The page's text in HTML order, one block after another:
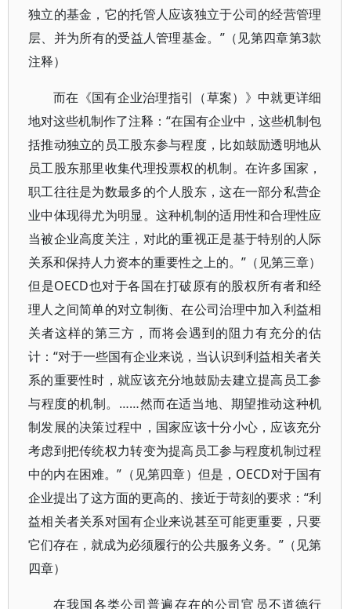
独立的基金，它的托管人应该独立于公司的经营管理
层、并为所有的受益人管理基金。”（见第四章第3款
注释）
而在《国有企业治理指引（草案）》中就更详细
地对这些机制作了注释：“在国有企业中，这些机制包
括推动独立的员工股东参与程度，比如鼓励透明地从
员工股东那里收集代理投票权的机制。在许多国家，
职工往往是为数最多的个人股东，这在一部分私营企
业中体现得尤为明显。这种机制的适用性和合理性应
当被企业高度关注，对此的重视正是基于特别的人际
关系和保持人力资本的重要性之上的。”（见第三章）
但是OECD也对于各国在打破原有的股权所有者和经
理人之间简单的对立制衡、在公司治理中加入利益相
关者这样的第三方，而将会遇到的阻力有充分的估
计：“对于一些国有企业来说，当认识到利益相关者关
系的重要性时，就应该充分地鼓励去建立提高员工参
与程度的机制。……然而在适当地、期望推动这种机
制发展的决策过程中，国家应该十分小心，应该充分
考虑到把传统权力转变为提高员工参与程度机制过程
中的内在困难。”（见第四章）但是，OECD对于国有
企业提出了这方面的更高的、接近于苛刻的要求：“利
益相关者关系对国有企业来说甚至可能更重要，只要
它们存在，就成为必须履行的公共服务义务。”（见第
四章）
在我国各类公司普遍存在的公司官员不道德行